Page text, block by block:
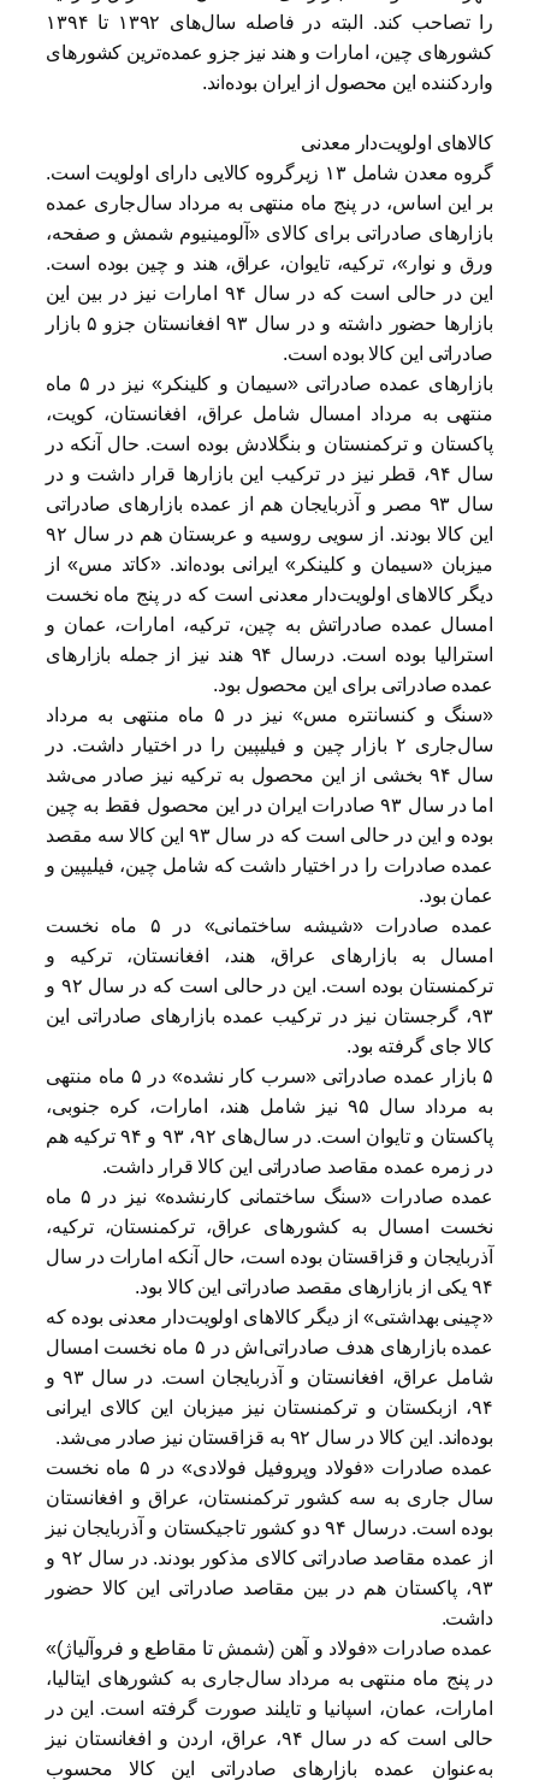
را تصاحب کند. البته در فاصله سال‌های ۱۳۹۲ تا ۱۳۹۴
کشورهای چین، امارات و هند نیز جزو عمده‌ترین کشورهای
واردکننده این محصول از ایران بوده‌اند.
کالاهای اولویت‌دار معدنی
گروه معدن شامل ۱۳ زیرگروه کالایی دارای اولویت است.
بر این اساس، در پنج ماه منتهی به مرداد سال‌جاری عمده
بازارهای صادراتی برای کالای «آلومینیوم شمش و صفحه،
ورق و نوار»، ترکیه، تایوان، عراق، هند و چین بوده است.
این در حالی است که در سال ۹۴ امارات نیز در بین این
بازارها حضور داشته و در سال ۹۳ افغانستان جزو ۵ بازار
صادراتی این کالا بوده است.
بازارهای عمده صادراتی «سیمان و کلینکر» نیز در ۵ ماه
منتهی به مرداد امسال شامل عراق، افغانستان، کویت،
پاکستان و ترکمنستان و بنگلادش بوده است. حال آنکه در
سال ۹۴، قطر نیز در ترکیب این بازارها قرار داشت و در
سال ۹۳ مصر و آذربایجان هم از عمده بازارهای صادراتی
این کالا بودند. از سویی روسیه و عربستان هم در سال ۹۲
میزبان «سیمان و کلینکر» ایرانی بوده‌اند. «کاتد مس» از
دیگر کالاهای اولویت‌دار معدنی است که در پنج ماه نخست
امسال عمده صادراتش به چین، ترکیه، امارات، عمان و
استرالیا بوده است. درسال ۹۴ هند نیز از جمله بازارهای
عمده صادراتی برای این محصول بود.
«سنگ و کنسانتره مس» نیز در ۵ ماه منتهی به مرداد
سال‌جاری ۲ بازار چین و فیلیپین را در اختیار داشت. در
سال ۹۴ بخشی از این محصول به ترکیه نیز صادر می‌شد
اما در سال ۹۳ صادرات ایران در این محصول فقط به چین
بوده و این در حالی است که در سال ۹۳ این کالا سه مقصد
عمده صادرات را در اختیار داشت که شامل چین، فیلیپین و
عمان بود.
عمده صادرات «شیشه ساختمانی» در ۵ ماه نخست
امسال به بازارهای عراق، هند، افغانستان، ترکیه و
ترکمنستان بوده است. این در حالی است که در سال ۹۲ و
۹۳، گرجستان نیز در ترکیب عمده بازارهای صادراتی این
کالا جای گرفته بود.
۵ بازار عمده صادراتی «سرب کار نشده» در ۵ ماه منتهی
به مرداد سال ۹۵ نیز شامل هند، امارات، کره جنوبی،‌
پاکستان و تایوان است. در سال‌های ۹۲، ۹۳ و ۹۴ ترکیه هم
در زمره عمده مقاصد صادراتی این کالا قرار داشت.
عمده صادرات «سنگ ساختمانی کارنشده» نیز در ۵ ماه
نخست امسال به کشورهای عراق، ترکمنستان، ترکیه،
آذربایجان و قزاقستان بوده است، حال آنکه امارات در سال
۹۴ یکی از بازارهای مقصد صادراتی این کالا بود.
«چینی بهداشتی» از دیگر کالاهای اولویت‌دار معدنی بوده که
عمده بازارهای هدف صادراتی‌اش در ۵ ماه نخست امسال
شامل عراق، افغانستان و آذربایجان است. در سال ۹۳ و
۹۴، ازبکستان و ترکمنستان نیز میزبان این کالای ایرانی
بوده‌اند. این کالا در سال ۹۲ به قزاقستان نیز صادر می‌شد.
عمده صادرات «فولاد وپروفیل فولادی» در ۵ ماه نخست
سال جاری به سه کشور ترکمنستان، عراق و افغانستان
بوده است. درسال ۹۴ دو کشور تاجیکستان و آذربایجان نیز
از عمده مقاصد صادراتی کالای مذکور بودند. در سال ۹۲ و
۹۳، پاکستان هم در بین مقاصد صادراتی این کالا حضور
داشت.
عمده صادرات «فولاد و آهن (شمش تا مقاطع و فروآلیاژ)»
در پنج ماه منتهی به مرداد سال‌جاری به کشورهای ایتالیا،
امارات، عمان، اسپانیا و تایلند صورت گرفته است. این در
حالی است که در سال ۹۴، عراق، اردن و افغانستان نیز
به‌عنوان عمده بازارهای صادراتی این کالا محسوب